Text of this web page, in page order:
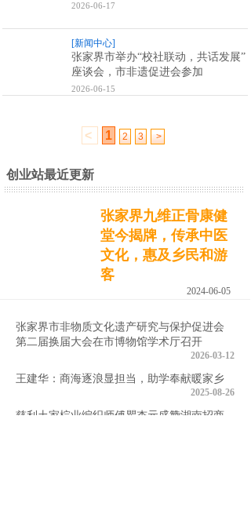
2026-06-17
[新闻中心]
张家界市举办“校社联动，共话发展”
座谈会，市非遗促进会参加
2026-06-15
< 1 2 3 >
创业站最近更新
张家界九维正骨康健
堂今揭牌，传承中医
文化，惠及乡民和游
客
2024-06-05
张家界市非物质文化遗产研究与保护促进会
第二届换届大会在市博物馆学术厅召开
2026-03-12
王建华：商海逐浪显担当，助学奉献暖家乡
2025-08-26
慈利土家棕业编织师傅瞿杏元盛赞湖南招商